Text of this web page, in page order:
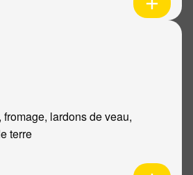
lardons de veau,
terre